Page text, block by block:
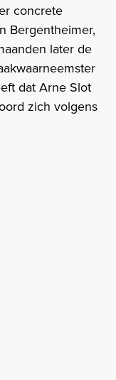
concrete
Bergentheimer,
later de
dat Arne Slot
zich volgens